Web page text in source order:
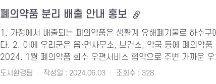
폐의약품 분리 배출 안내 홍보
1. 가정에서 배출되는 폐의약품은 생활계 유해폐기물로 하수
다. 2. 이에 우리군은 읍·면사무소, 보건소, 약국 등에 폐의약
2024. 1월 폐의약품 회수 우편서비스 협약으로 주변 가까운
도시환경팀 작성일 : 2024.06.03 조회수 : 328